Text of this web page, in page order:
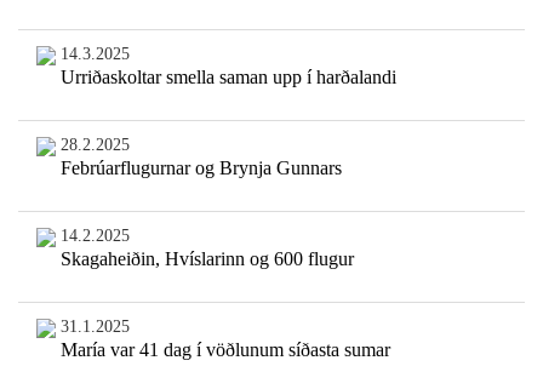
14.3.2025
Urriðaskoltar smella saman upp í harðalandi
28.2.2025
Febrúarflugurnar og Brynja Gunnars
14.2.2025
Skagaheiðin, Hvíslarinn og 600 flugur
31.1.2025
María var 41 dag í vöðlunum síðasta sumar